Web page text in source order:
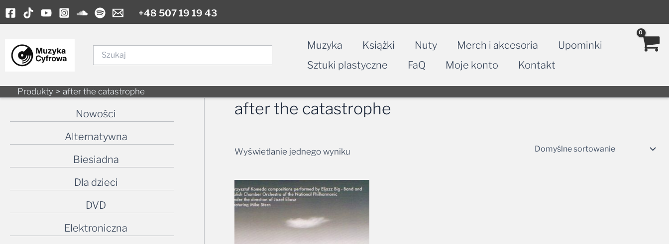
Skip
to
+48 507 19 19 43
Muzyka Książki Nuty Merch i akcesoria
Upominki
Sztuki plastyczne
FaQ Moje konto Kontakt
Produkty after the catastrophe
Nowości
Alternatywna
Biesiadna
Dla dzieci
DVD
Elektroniczna
after the catastrophe
Wyświetlanie jednego wyniku